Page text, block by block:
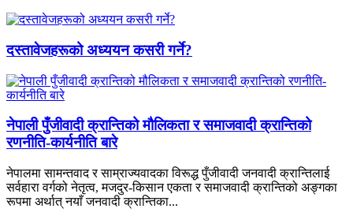
दस्तावेजहरूको अध्ययन कसरी गर्ने?
नेपाली पुँजीवादी क्रान्तिको मौलिकता र समाजवादी क्रान्तिको
रणनीति-कार्यनीति बारे
नेपालमा सामन्तवाद र साम्राज्यवादका विरूद्ध पुँजीवादी जनवादी क्रान्तिलाई
सर्वहारा वर्गको नेतृत्व, मजदुर-किसान एकता र समाजवादी क्रान्तिको अङ्गका
रूपमा अर्थात् नयाँ जनवादी क्रान्तिका...